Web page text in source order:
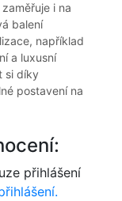
i na
balení
například
a luxusní
si díky
postavení na
přihlášení